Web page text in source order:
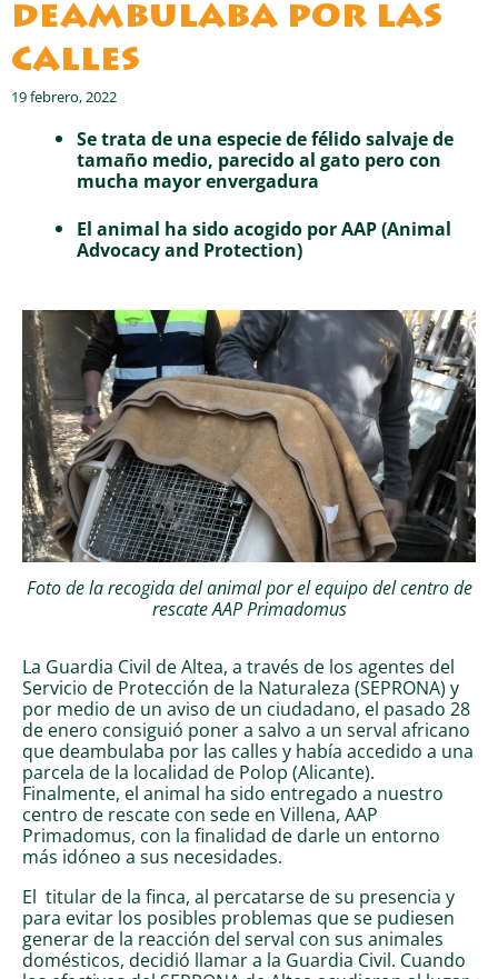
deambulaba por las
calles
19 febrero, 2022
Se trata de una especie de félido salvaje de
tamaño medio, parecido al gato pero con
mucha mayor envergadura
El animal ha sido acogido por AAP (Animal
Advocacy and Protection)
Foto de la recogida del animal por el equipo del centro de
rescate AAP Primadomus
La Guardia Civil de Altea, a través de los agentes del
Servicio de Protección de la Naturaleza (SEPRONA) y
por medio de un aviso de un ciudadano, el pasado 28
de enero consiguió poner a salvo a un serval africano
que deambulaba por las calles y había accedido a una
parcela de la localidad de Polop (Alicante).
Finalmente, el animal ha sido entregado a nuestro
centro de rescate con sede en Villena, AAP
Primadomus, con la finalidad de darle un entorno
más idóneo a sus necesidades.
El titular de la finca, al percatarse de su presencia y
para evitar los posibles problemas que se pudiesen
generar de la reacción del serval con sus animales
domésticos, decidió llamar a la Guardia Civil. Cuando